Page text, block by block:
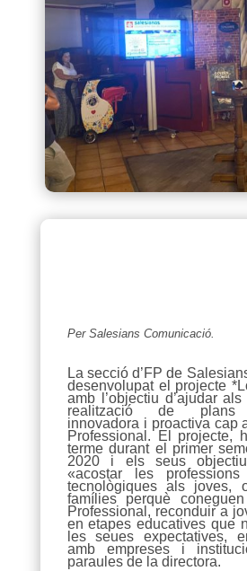
Per Salesians Comunicació.
La secció d’FP de
desenvolupat el projecte
amb l’objectiu d’ajudar
realització de plans
innovadora i proactiva cap
Professional. El projecte,
terme durant el primer
2020 i els seus
«acostar les
tecnològiques als joves,
famílies perquè
Professional, reconduir a
en etapes educatives que
les seues expectatives,
amb empreses i
paraules de la directora.